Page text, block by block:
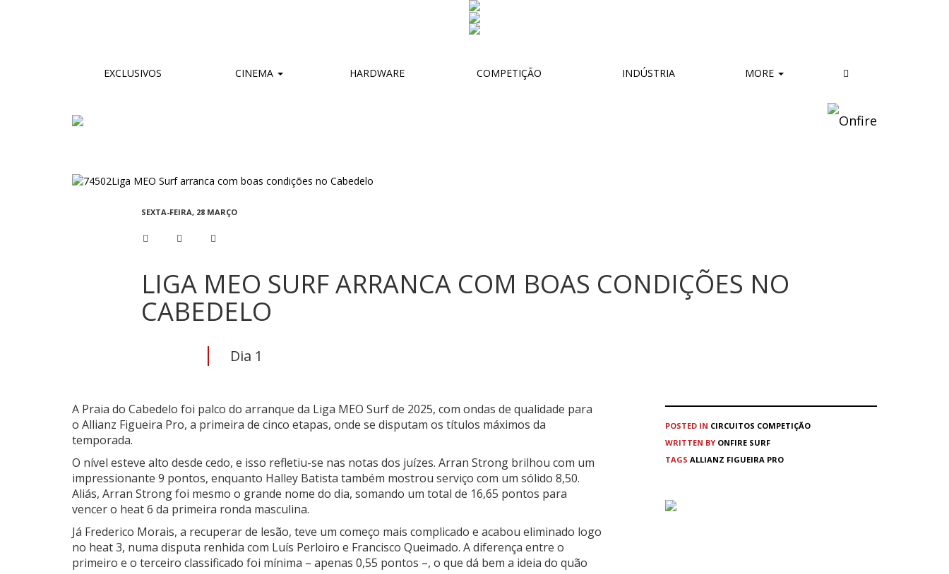
EXCLUSIVOS CINEMA HARDWARE COMPETIÇÃO INDÚSTRIA MORE
SEXTA-FEIRA, 28 MARÇO
LIGA MEO SURF ARRANCA COM BOAS CONDIÇÕES NO
CABEDELO
Dia 1
A Praia do Cabedelo foi palco do arranque da Liga MEO Surf de 2025, com ondas de qualidade para
o Allianz Figueira Pro, a primeira de cinco etapas, onde se disputam os títulos máximos da
temporada.
O nível esteve alto desde cedo, e isso refletiu-se nas notas dos juízes. Arran Strong brilhou com um
impressionante 9 pontos, enquanto Halley Batista também mostrou serviço com um sólido 8,50.
Aliás, Arran Strong foi mesmo o grande nome do dia, somando um total de 16,65 pontos para
vencer o heat 6 da primeira ronda masculina.
Já Frederico Morais, a recuperar de lesão, teve um começo mais complicado e acabou eliminado logo
no heat 3, numa disputa renhida com Luís Perloiro e Francisco Queimado. A diferença entre o
primeiro e o terceiro classificado foi mínima – apenas 0,55 pontos –, o que dá bem a ideia do quão
POSTED IN CIRCUITOS COMPETIÇÃO
WRITTEN BY ONFIRE SURF
TAGS ALLIANZ FIGUEIRA PRO